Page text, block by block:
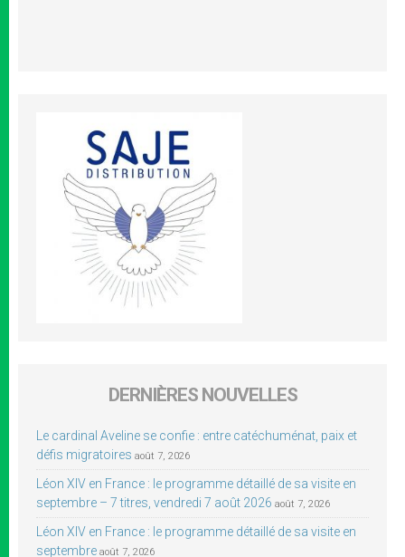
DERNIÈRES NOUVELLES
Le cardinal Aveline se confie : entre catéchuménat, paix et
défis migratoires août 7, 2026
Léon XIV en France : le programme détaillé de sa visite en
septembre – 7 titres, vendredi 7 août 2026 août 7, 2026
Léon XIV en France : le programme détaillé de sa visite en
septembre août 7, 2026